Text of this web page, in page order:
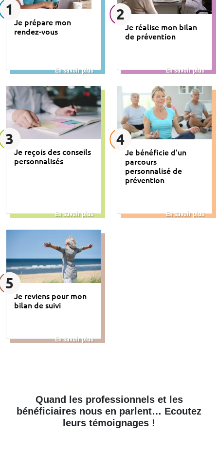
1
Je prépare mon
rendez-vous
En savoir plus
2
Je réalise mon bilan
de prévention
En savoir plus
3
Je reçois des conseils
personnalisés
En savoir plus
4
Je bénéficie d'un
parcours
personnalisé de
prévention
En savoir plus
5
Je reviens pour mon
bilan de suivi
En savoir plus
Quand les professionnels et les
bénéficiaires nous en parlent… Ecoutez
leurs témoignages !